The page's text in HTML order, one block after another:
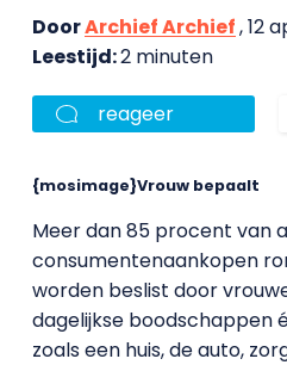
DoorArchief Archief, 12
Leestijd:2 minuten
reageer
{mosimage}Vrouw bepaalt
Meer dan 85 procent van
consumentenaankopen
worden beslist door
dagelijkse boodschappen
zoals een huis, de auto,